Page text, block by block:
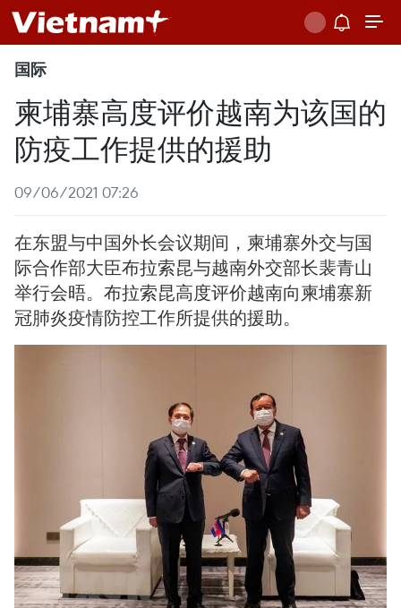
国际
柬埔寨高度评价越南为该国的
防疫工作提供的援助
09/06/2021 07:26
在东盟与中国外长会议期间，柬埔寨外交与国
际合作部大臣布拉索昆与越南外交部长裴青山
举行会晤。布拉索昆高度评价越南向柬埔寨新
冠肺炎疫情防控工作所提供的援助。